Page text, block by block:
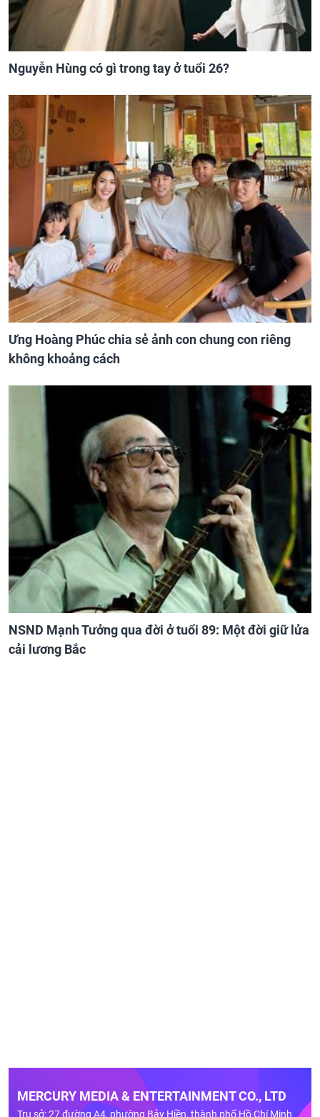
Nguyễn Hùng có gì trong tay ở tuổi 26?
Ưng Hoàng Phúc chia sẻ ảnh con chung con riêng
không khoảng cách
NSND Mạnh Tưởng qua đời ở tuổi 89: Một đời giữ lửa
cải lương Bắc
MERCURY MEDIA & ENTERTAINMENT CO., LTD
Trụ sở: 27 đường A4, phường Bảy Hiền, thành phố Hồ Chí Minh